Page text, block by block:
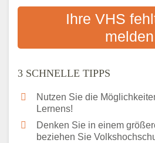
Bildungsangeboten an
Das bundesweite
Ihre VHS
3 SCHNELLE TIPPS
Nutzen Sie die
Lernens!
Denken Sie in einem
beziehen Sie